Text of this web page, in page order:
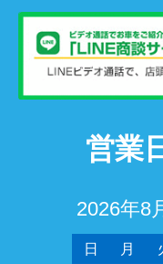
営業
2026年8
日 月